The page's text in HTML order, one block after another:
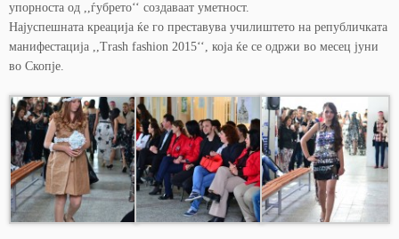
упорноста од ,,ѓубрето‘‘ создаваат уметност.
Најуспешната креација ќе го преставува училиштето на републичката
манифестација ,,Trash fashion 2015‘‘, која ќе се одржи во месец јуни
во Скопје.